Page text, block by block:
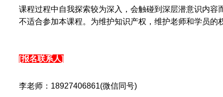
课程过程中自我探索较为深入，会触碰到深层潜意识内
不适合参加本课程。为维护知识产权，维护老师和学员的
[报名联系人]
李老师：18927406861(微信同号)